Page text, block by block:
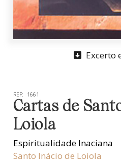
Excerto
REF: 1661
Cartas de
Loiola
Espiritualidade Inaciana
Santo Inácio de Loiola